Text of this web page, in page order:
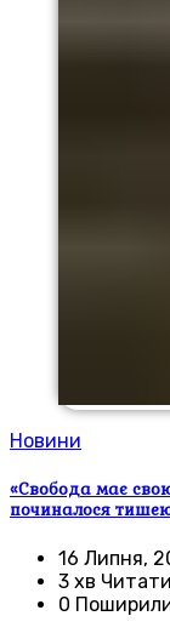
Новини
«Свобода має
починалося
16 Липня,
3 хв Читати
0